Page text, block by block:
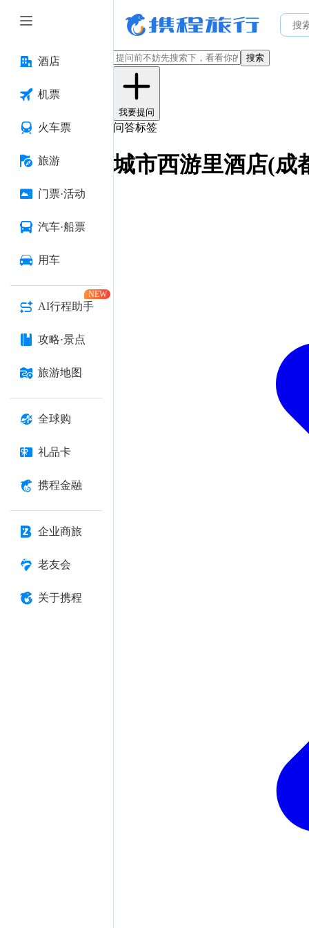
酒店
机票
火车票
旅游
门票·活动
汽车·船票
用车
AI行程助手
NEW
攻略·景点
旅游地图
全球购
礼品卡
携程金融
企业商旅
老友会
关于携程
搜索
我要提问
问答标签
城市西游里酒店(成